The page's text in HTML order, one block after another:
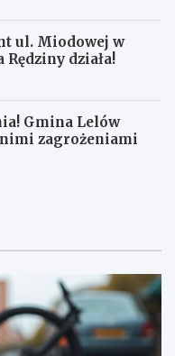
ul. Miodowej w
działa!
Gmina Lelów
zagrożeniami